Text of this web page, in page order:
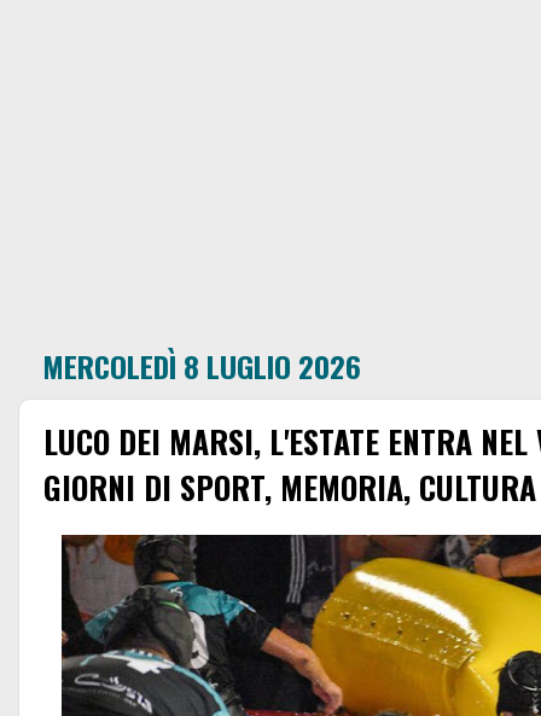
MERCOLEDÌ 8 LUGLIO 2026
LUCO DEI MARSI, L'ESTATE ENTRA NEL
GIORNI DI SPORT, MEMORIA,